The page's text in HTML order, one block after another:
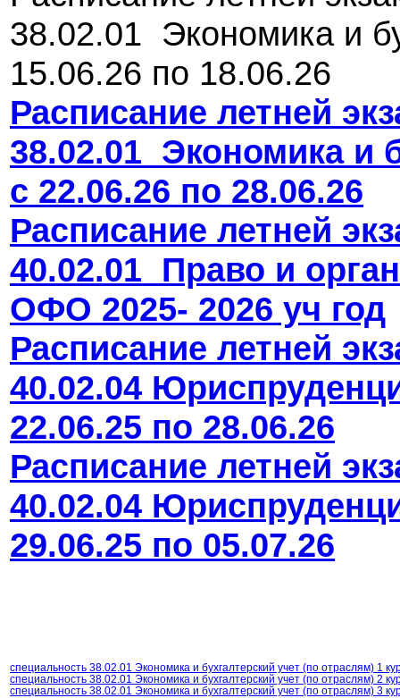
38.02.01 Экономика и
15.06.26 по 18.06.26
Расписание летней
38.02.01 Экономика и
с 22.06.26 по 28.06.26
Расписание летней
40.02.01 Право и
ОФО 2025- 2026 уч год
Расписание летней
40.02.04
22.06.25 по 28.06.26
Расписание летней
40.02.04
29.06.25 по 05.07.26
специальность 38.02.01 Экономика и бухгалтерский учет (по отраслям) 1
специальность 38.02.01 Экономика и бухгалтерский учет (по отраслям) 2
специальность 38.02.01 Экономика и бухгалтерский учет (по отраслям) 3